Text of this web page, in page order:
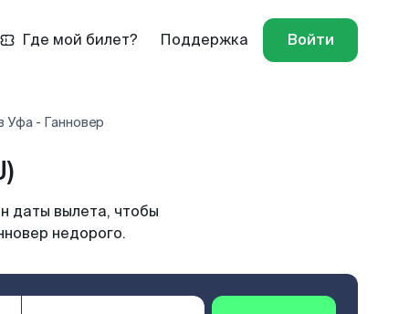
Где мой билет? Поддержка Войти
Уфа - Ганновер
даты вылета, чтобы
недорого.